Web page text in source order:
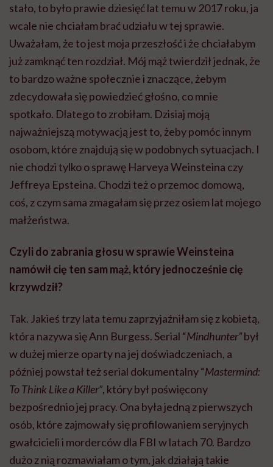
stało, to było prawie dziesięć lat temu w 2017 roku, ja
wcale nie chciałam brać udziału w tej sprawie.
Uważałam, że to jest moja przeszłość i że chciałabym
już zamknąć ten rozdział. Mój mąż twierdził jednak, że
to bardzo ważne społecznie i znaczące, żebym
zdecydowała się powiedzieć głośno, co mnie
spotkało. Dlatego to zrobiłam. Dzisiaj moją
najważniejszą motywacją jest to, żeby pomóc innym
osobom, które znajdują się w podobnych sytuacjach. I
nie chodzi tylko o sprawę Harveya Weinsteina czy
Jeffreya Epsteina. Chodzi też o przemoc domową,
coś, z czym sama zmagałam się przez osiem lat mojego
małżeństwa.
Czyli do zabrania głosu w sprawie Weinsteina
namówił cię ten sam mąż, który jednocześnie cię
krzywdził?
Tak. Jakieś trzy lata temu zaprzyjaźniłam się z kobietą,
która nazywa się Ann Burgess. Serial “Mindhunter”był
w dużej mierze oparty na jej doświadczeniach, a
później powstał też serial dokumentalny “Mastermind:
To Think Like a Killer”, który był poświęcony
bezpośrednio jej pracy. Ona była jedną z pierwszych
osób, które zajmowały się profilowaniem seryjnych
gwałcicieli i morderców dla FBI w latach 70. Bardzo
dużo z nią rozmawiałam o tym, jak działają takie